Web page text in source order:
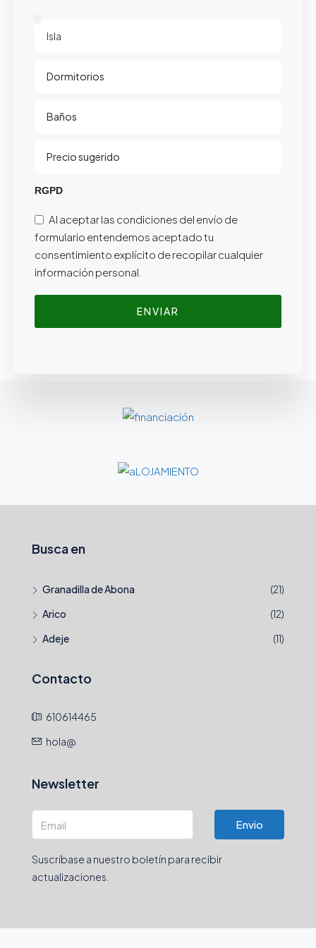
RGPD
Al aceptar las condiciones del envío de
formulario entendemos aceptado tu
consentimiento explícito de recopilar cualquier
información personal.
ENVIAR
Busca en
Granadilla de Abona
(21)
Arico
(12)
Adeje
(11)
Contacto
610614465
hola@
Newsletter
Envio
Suscríbase a nuestro boletín para recibir
actualizaciones.